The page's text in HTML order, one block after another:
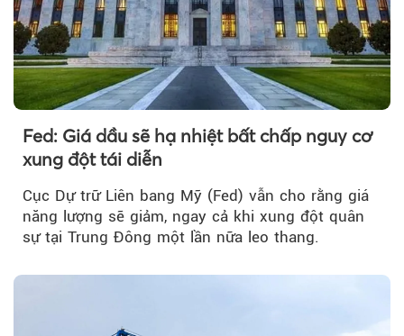
Fed: Giá dầu sẽ hạ nhiệt bất chấp nguy cơ
xung đột tái diễn
Cục Dự trữ Liên bang Mỹ (Fed) vẫn cho rằng giá
năng lượng sẽ giảm, ngay cả khi xung đột quân
sự tại Trung Đông một lần nữa leo thang.